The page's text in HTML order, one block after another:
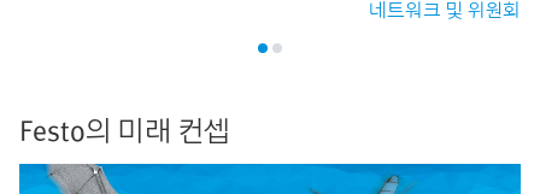
네트워크 및 위원회
Festo의 미래 컨셉